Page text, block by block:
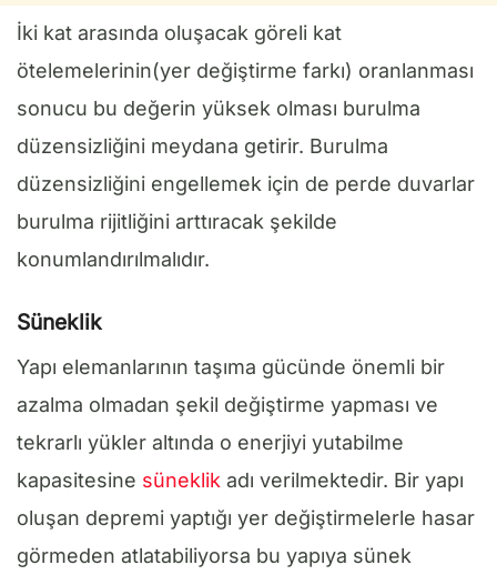
İki kat arasında oluşacak göreli kat
ötelemelerinin(yer değiştirme farkı) oranlanması
sonucu bu değerin yüksek olması burulma
düzensizliğini meydana getirir. Burulma
düzensizliğini engellemek için de perde duvarlar
burulma rijitliğini arttıracak şekilde
konumlandırılmalıdır.
Süneklik
Yapı elemanlarının taşıma gücünde önemli bir
azalma olmadan şekil değiştirme yapması ve
tekrarlı yükler altında o enerjiyi yutabilme
kapasitesine süneklik adı verilmektedir. Bir yapı
oluşan depremi yaptığı yer değiştirmelerle hasar
görmeden atlatabiliyorsa bu yapıya sünek